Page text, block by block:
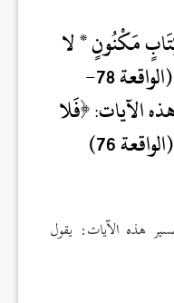
مَكْنُونٍ * لا
(الواقعة 78-
فَلا
(الواقعة 76)
هذه الآيات: يقول